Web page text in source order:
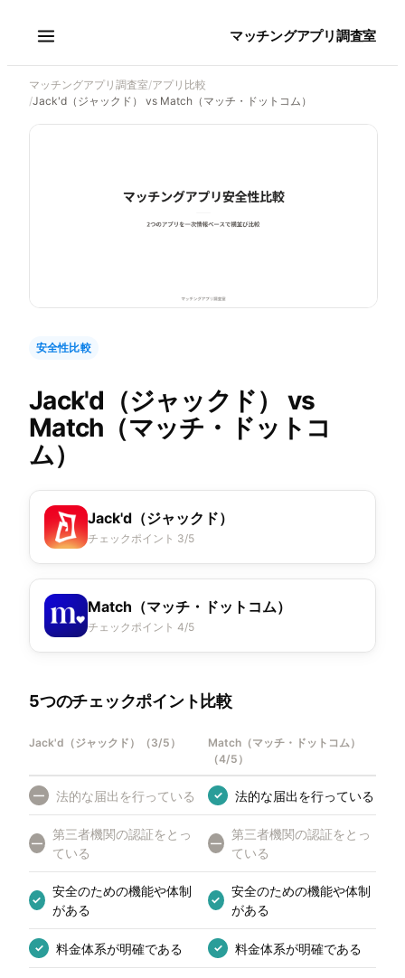
マッチングアプリ調査室
マッチングアプリ調査室/アプリ比較
/Jack'd（ジャックド） vs Match（マッチ・ドットコム）
安全性比較
Jack'd（ジャックド）
vs
Match（マッチ・ドットコ
ム）
Jack'd（ジャックド）
チェックポイント 3/5
Match（マッチ・ドットコム）
チェックポイント 4/5
5つのチェックポイント比較
Jack'd（ジャックド） （3/5 ）
Match（マッチ・ドットコム）
（4/5 ）
— 法的な届出を行っている ✓ 法的な届出を行っている
—
第三者機関の認証をとっ
ている
—
第三者機関の認証をとっ
ている
✓
安全のための機能や体制
がある
✓
安全のための機能や体制
がある
✓ 料金体系が明確である ✓ 料金体系が明確である